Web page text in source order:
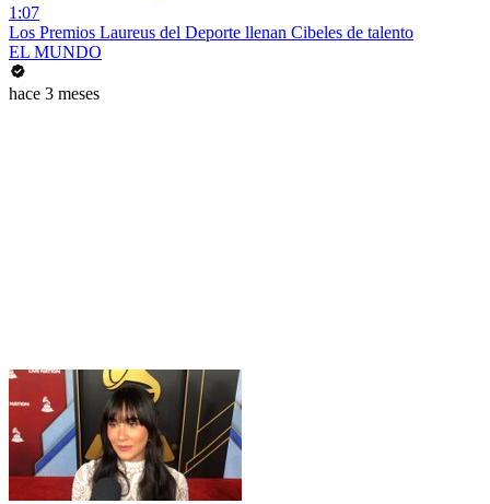
1:07
Los Premios Laureus del Deporte llenan Cibeles de talento
EL MUNDO
hace 3 meses